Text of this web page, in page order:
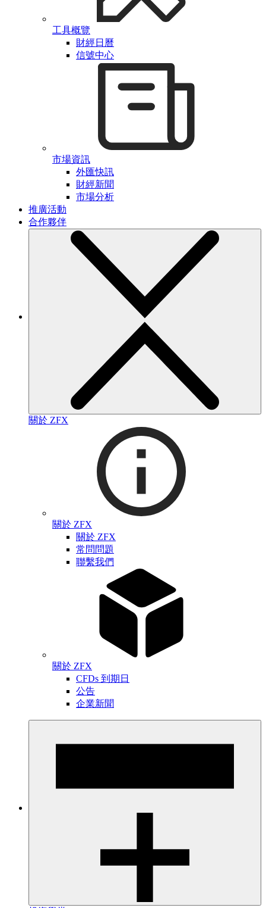
工具概覽
財經日曆
信號中心
市場資訊
外匯快訊
財經新聞
市場分析
推廣活動
合作夥伴
關於 ZFX
關於 ZFX
關於 ZFX
常問問題
聯繫我們
關於 ZFX
CFDs 到期日
公告
企業新聞